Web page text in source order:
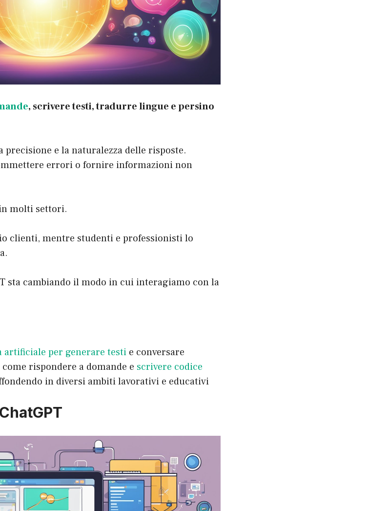
, scrivere testi, tradurre lingue e persino
precisione e la naturalezza delle risposte.
errori o fornire informazioni non
in molti settori.
clienti, mentre studenti e professionisti lo
sta cambiando il modo in cui interagiamo con la
artificiale per generare testi e conversare
rispondere a domande e scrivere codice
in diversi ambiti lavorativi e educativi